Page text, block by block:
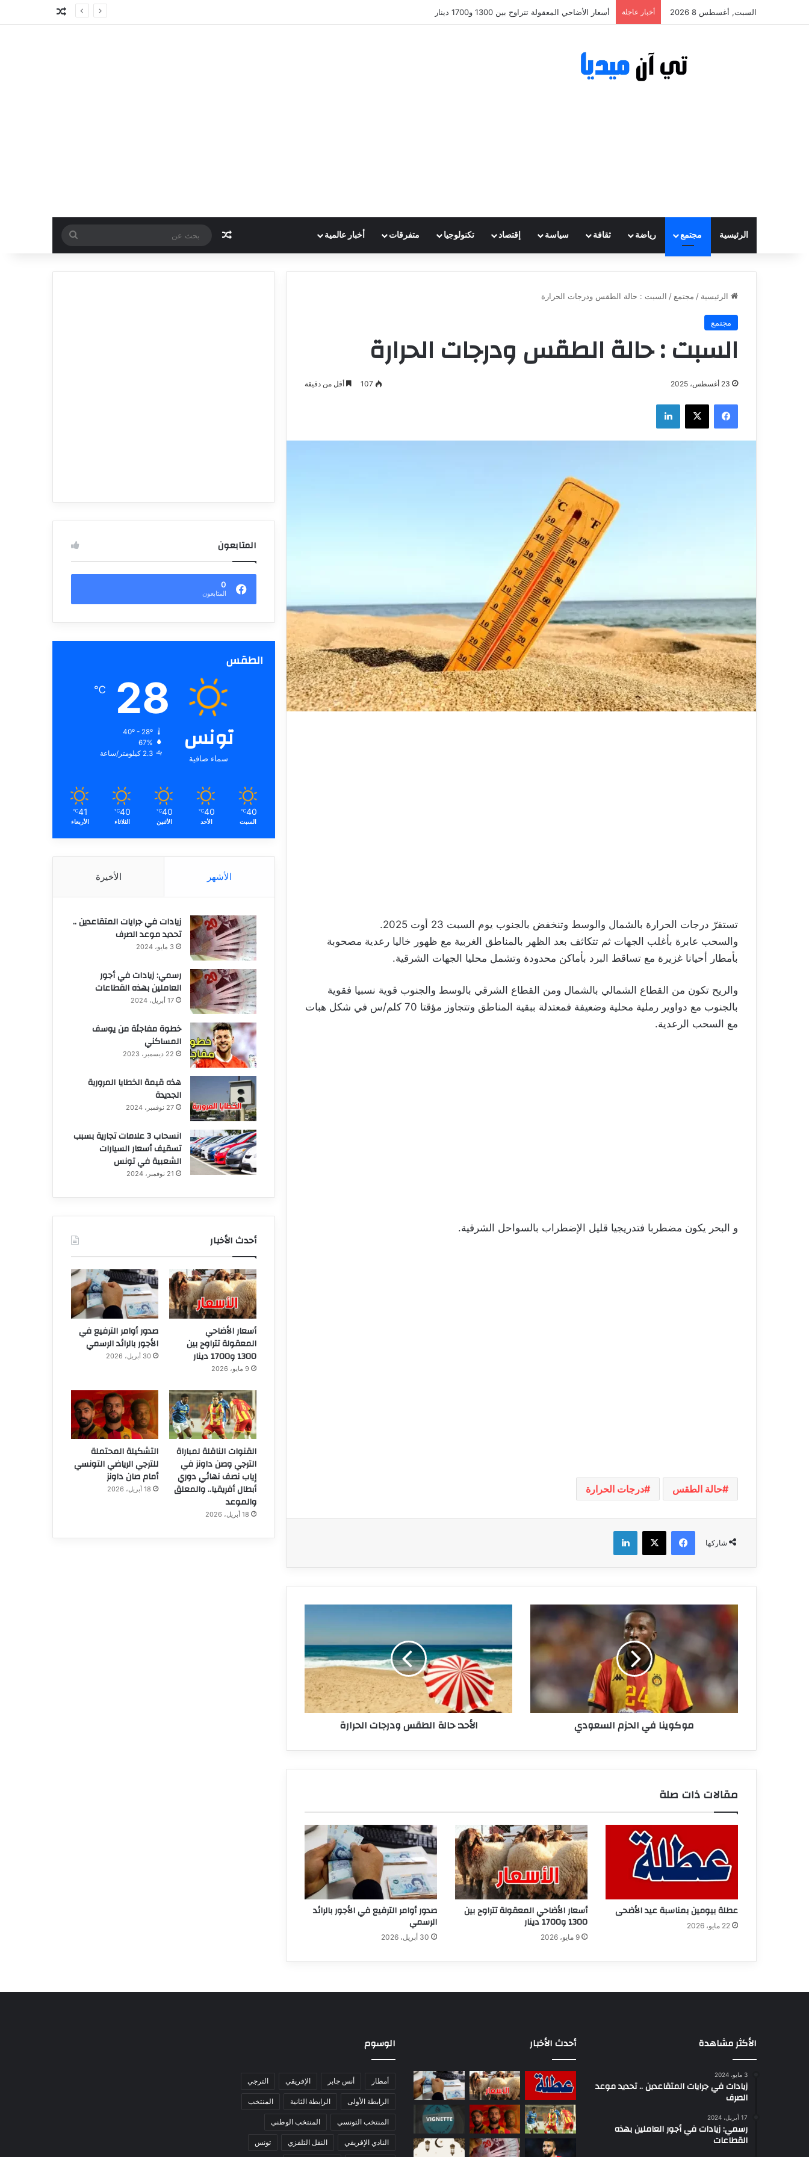
السبت, أغسطس 8 2026 أخبار عاجلة أسعار الأضاحي المعقولة تتراوح بين 1300 و1700 دينار مقال عشوائي
الرئيسية مجتمع رياضة ثقافة سياسة إقتصاد تكنولوجيا متفرقات أخبار عالمية مقال عشوائي
بحث
عن
الرئيسية / مجتمع / السبت : حالة الطقس ودرجات الحرارة
مجتمع
السبت : حالة الطقس ودرجات الحرارة
23 أغسطس، 2025 107 أقل من دقيقة
فيسبوك ‫X لينكدإن
تستقرّ درجات الحرارة بالشمال والوسط وتنخفض بالجنوب يوم السبت 23 أوت 2025.
والسحب عابرة بأغلب الجهات ثم تتكاثف بعد الظهر بالمناطق الغربية مع ظهور خاليا رعدية مصحوبة
بأمطار أحيانا غزيرة مع تساقط البرد بأماكن محدودة وتشمل محليا الجهات الشرقية.
والريح تكون من القطاع الشمالي بالشمال ومن القطاع الشرقي بالوسط والجنوب قوية نسبيا فقوية
بالجنوب مع دواوير رملية محلية وضعيفة فمعتدلة ببقية المناطق وتتجاوز مؤقتا 70 كلم/س في شكل هبات
مع السحب الرعدية.
و البحر يكون مضطربا فتدريجيا قليل الإضطراب بالسواحل الشرقية.
حالة الطقس درجات الحرارة
شاركها
فيسبوك ‫X لينكدإن
في
الحزم
موكوينا في الحزم السعودي
ودرجات
الحرارة
الأحد: حالة الطقس ودرجات الحرارة
مقالات ذات صلة
عطلة بيومين بمناسبة عيد الأضحى
22 مايو، 2026
أسعار الأضاحي المعقولة تتراوح بين
1300 و1700 دينار
9 مايو، 2026
صدور أوامر الترفيع في الأجور بالرائد
الرسمي
30 أبريل، 2026
المتابعون
0
المتابعون
الطقس
تونس
سماء صافية
28
℃
40º - 28º
67%
2.3 كيلومتر/ساعة
40
℃
السبت
40
℃
الأحد
40
℃
الأثنين
40
℃
الثلاثاء
41
℃
الأربعاء
الأشهر الأخيرة
زيادات في جرايات المتقاعدين ..
تحديد موعد الصرف
3 مايو، 2024
رسمي: زيادات في أجور
العاملين بهذه القطاعات
17 أبريل، 2024
خطوة مفاجئة من يوسف
المساكني
22 ديسمبر، 2023
هذه قيمة الخطايا المرورية
الجديدة
27 نوفمبر، 2024
انسحاب 3 علامات تجارية بسبب
تسقيف أسعار السيارات
الشعبية في تونس
21 نوفمبر، 2024
أحدث الأخبار
أسعار الأضاحي
المعقولة تتراوح بين
1300 و1700 دينار
9 مايو، 2026
صدور أوامر الترفيع في
الأجور بالرائد الرسمي
30 أبريل، 2026
القنوات الناقلة لمباراة
الترجي وصن داونز في
إياب نصف نهائي دوري
أبطال أفريقيا.. والمعلق
والموعد
18 أبريل، 2026
التشكيلة المحتملة
للترجي الرياضي التونسي
أمام صان داونز
18 أبريل، 2026
الأكثر مشاهدة
3 مايو، 2024
زيادات في جرايات المتقاعدين .. تحديد موعد
الصرف
17 أبريل، 2024
رسمي: زيادات في أجور العاملين بهذه
القطاعات
أحدث الأخبار الوسوم
أمطار أنس جابر الإفريقي الترجي
الرابطة الأولى الرابطة الثانية المنتخب
المنتخب التونسي المنتخب الوطني
النادي الإفريقي النقل التلفزي تونس